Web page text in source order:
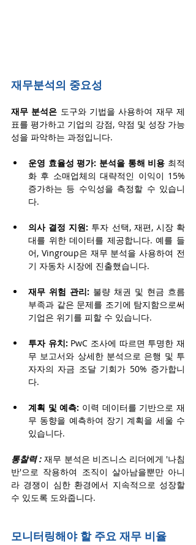
재무분석의 중요성
재무 분석은 도구와 기법을 사용하여 재무 제
표를 평가하고 기업의 강점, 약점 및 성장 가능
성을 파악하는 과정입니다.
운영 효율성 평가: 분석을 통해 비용 최적
화 후 소매업체의 대략적인 이익이 15%
증가하는 등 수익성을 측정할 수 있습니
다.
의사 결정 지원: 투자 선택, 재편, 시장 확
대를 위한 데이터를 제공합니다. 예를 들
어, Vingroup은 재무 분석을 사용하여 전
기 자동차 시장에 진출했습니다.
재무 위험 관리: 불량 채권 및 현금 흐름
부족과 같은 문제를 조기에 탐지함으로써
기업은 위기를 피할 수 있습니다.
투자 유치: PwC 조사에 따르면 투명한 재
무 보고서와 상세한 분석으로 은행 및 투
자자의 자금 조달 기회가 50% 증가합니
다.
계획 및 예측: 이력 데이터를 기반으로 재
무 동향을 예측하여 장기 계획을 세울 수
있습니다.
통찰력 : 재무 분석은 비즈니스 리더에게 '나침
반'으로 작용하여 조직이 살아남을뿐만 아니
라 경쟁이 심한 환경에서 지속적으로 성장할
수 있도록 도와줍니다.
모니터링해야 할 주요 재무 비율